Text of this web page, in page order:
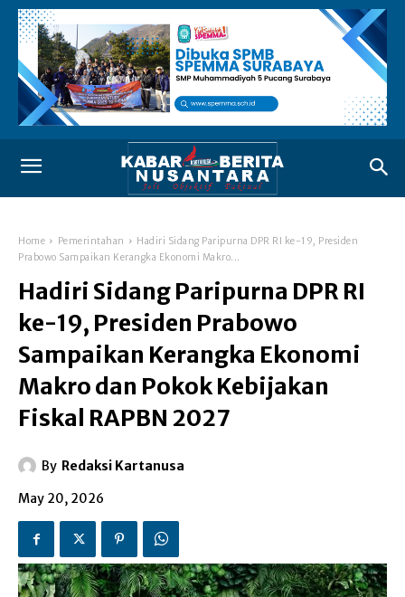
Home Pemerintahan
Hadiri Sidang Paripurna DPR RI ke-19, Presiden
Prabowo Sampaikan Kerangka Ekonomi Makro...
Hadiri Sidang Paripurna DPR RI
ke-19, Presiden Prabowo
Sampaikan Kerangka Ekonomi
Makro dan Pokok Kebijakan
Fiskal RAPBN 2027
By Redaksi Kartanusa
May 20, 2026